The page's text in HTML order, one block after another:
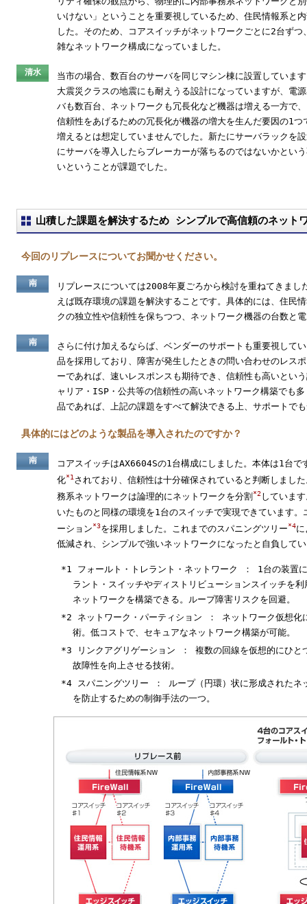
いけない」ということを重要視しているため、住民情報系と
した。そのため、コアスイッチがネットワークごとに2台ず
雑なネットワーク構成になっていました。
清水
当市の場合、数百台のサーバを同じマシン棟に設置していま
大震災クラスの地震にも耐えうる設計になっていますが、電
バも数百台、ネットワークも冗長化など機器は増える一方で
信頼性をあげるための冗長化が機器の増大を生んだ要因の1
増えるとは想定していませんでした。新たにサーバラックを
にサーバを導入したらブレーカーが落ちるのではないかとい
いということが課題でした。
山積した課題を解決するため シンプルで高信頼のネット
今回のリプレースについてお聞かせください。
南
リプレースについては2008年夏ごろから検討を重ねてきま
えば既存環境の課題を解決することです。具体的には、住民
クの独立性や信頼性を保ちつつ、ネットワーク機器の台数と
南
さらに付け加えるならば、ベンダーのサポートも重要視して
品を採用しており、障害が発生したときの問い合わせのレス
ーであれば、速いレスポンスも期待でき、信頼性も高いとい
ャリア・ISP・公共等の信頼性の高いネットワーク構築でも
品であれば、上記の課題をすべて解決できる上、サポートで
具体的にはどのような製品を導入されたのですか？
南
コアスイッチはAX6604Sの1台構成にしました。本体は1台
化*1されており、信頼性は十分確保されていると判断しまし
務系ネットワークは論理的にネットワークを分割*2していま
いたものと同様の環境を1台のスイッチで実現できています
ーション*3を採用しました。これまでのスパニングツリー*4に
低減され、シンプルで強いネットワークになったと自負して
*1 フォールト・トレラント・ネットワーク ： 1台の装置
ラント・スイッチやディストリビューションスイッチを
ネットワークを構築できる。ループ障害リスクを回避。
*2 ネットワーク・パーティション ： ネットワーク仮想化
術。低コストで、セキュアなネットワーク構築が可能。
*3 リンクアグリゲーション ： 複数の回線を仮想的にひと
故障性を向上させる技術。
*4 スパニングツリー ： ループ（円環）状に形成されたネ
を防止するための制御手法の一つ。